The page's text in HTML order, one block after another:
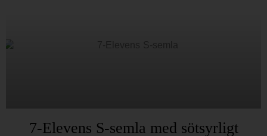
7-Elevens S-semla med sötsyrligt